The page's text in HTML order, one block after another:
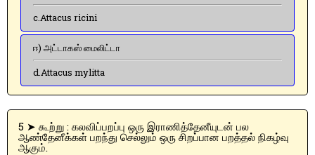
c.Attacus ricini
ஈ) அட்டாகஸ் மைலிட்டா
d.Attacus mylitta
5 ➤ கூற்று : கலவிப்பறப்பு ஒரு இராணித்தேனீயுடன் பல
ஆண்தேனீக்கள் பறந்து செல்லும் ஒரு சிறப்பான பறத்தல் நிகழ்வு
ஆகும்.